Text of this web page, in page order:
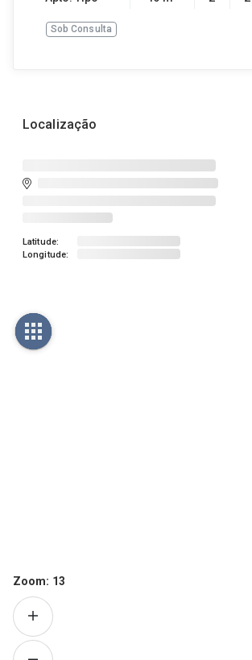
Sob Consulta
Localização
Latitude:
Longitude:
Zoom: 13